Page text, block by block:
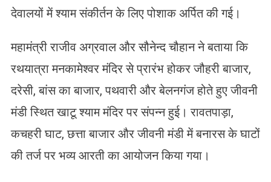
देवालयों में श्याम संकीर्तन के लिए पोशाक अर्पित की गई।
महामंत्री राजीव अग्रवाल और सौनेन्द चौहान ने बताया कि
रथयात्रा मनकामेश्वर मंदिर से प्रारंभ होकर जौहरी बाजार,
दरेसी, बांस का बाजार, पथवारी और बेलनगंज होते हुए जीवनी
मंडी स्थित खाटू श्याम मंदिर पर संपन्न हुई। रावतपाड़ा,
कचहरी घाट, छत्ता बाजार और जीवनी मंडी में बनारस के घाटों
की तर्ज पर भव्य आरती का आयोजन किया गया।